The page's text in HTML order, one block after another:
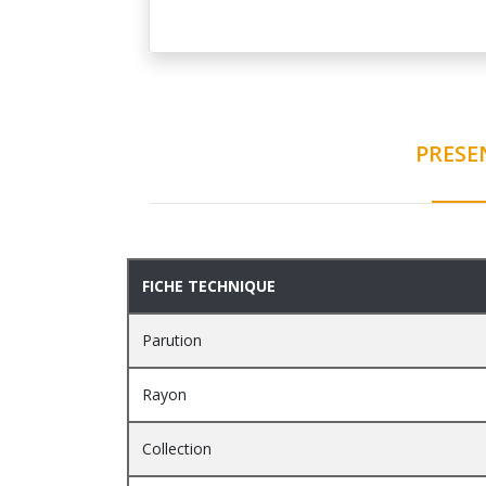
PRESENTATION
FICHE TECHNIQUE
Parution
Rayon
Collection